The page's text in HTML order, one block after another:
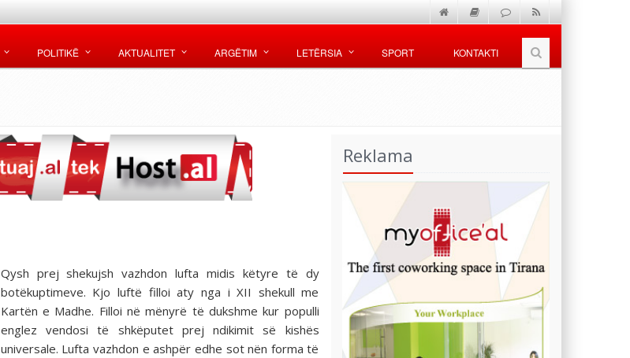
POLITIKË AKTUALITET ARGËTIM LETËRSIA SPORT KONTAKTI
Qysh prej shekujsh vazhdon lufta midis këtyre të dy
botëkuptimeve. Kjo luftë filloi aty nga i XII shekull me
Kartën e Madhe. Filloi në mënyrë të dukshme kur populli
englez vendosi të shkëputet prej ndikimit së kishës
universale. Lufta vazhdon e ashpër edhe sot nën forma të
Reklama